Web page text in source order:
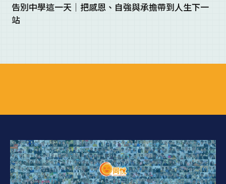
告別中學這一天｜把感恩、自強與承擔帶到人生下一
站